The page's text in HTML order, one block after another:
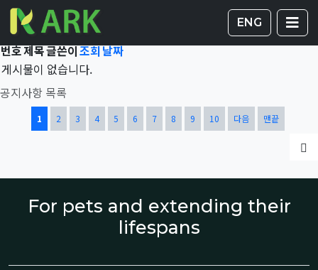
ENG
Total 42,232건1 페이지 게시판
공지사항 목록
번호제목글쓴이조회날짜
게시물이 없습니다.
열린
1 페이지
2
페이지3페이지4
페이지5페이지6
페이지7
페이지8
페이지9
페이지10
페이지 다음 맨끝
For pets and extending their
lifespans